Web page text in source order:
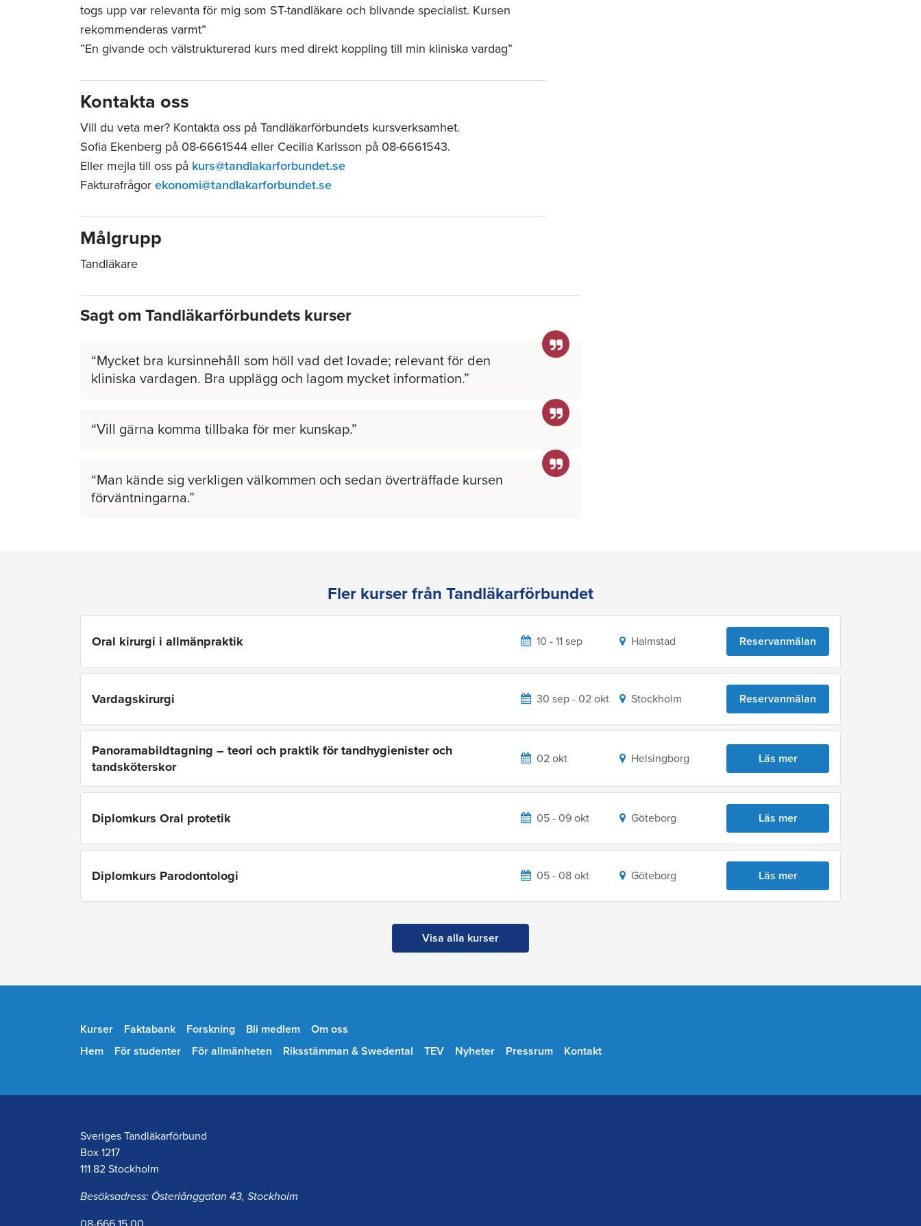
togs upp var relevanta för mig som ST-tandläkare och blivande specialist. Kursen
rekommenderas varmt”
”En givande och välstrukturerad kurs med direkt koppling till min kliniska vardag”
Kontakta oss
Vill du veta mer? Kontakta oss på Tandläkarförbundets kursverksamhet.
Sofia Ekenberg på 08-6661544 eller Cecilia Karlsson på 08-6661543.
Eller mejla till oss på kurs@tandlakarforbundet.se
Fakturafrågor ekonomi@tandlakarforbundet.se
Målgrupp
Tandläkare
Sagt om Tandläkarförbundets kurser
Mycket bra kursinnehåll som höll vad det lovade; relevant för den
kliniska vardagen. Bra upplägg och lagom mycket information.
Vill gärna komma tillbaka för mer kunskap.
Man kände sig verkligen välkommen och sedan överträffade kursen
förväntningarna.
Fler kurser från Tandläkarförbundet
Oral kirurgi i allmänpraktik 10 - 11 sep Halmstad Reservanmälan
Vardagskirurgi 30 sep - 02 okt Stockholm Reservanmälan
Panoramabildtagning – teori och praktik för tandhygienister och
tandsköterskor
02 okt Helsingborg Läs mer
Diplomkurs Oral protetik 05 - 09 okt Göteborg Läs mer
Diplomkurs Parodontologi 05 - 08 okt Göteborg Läs mer
Visa alla kurser
Kurser Faktabank Forskning Bli medlem
Om oss
Hem
För studenter För allmänheten Riksstämman & Swedental TEV Nyheter Pressrum Kontakt
Sveriges Tandläkarförbund
Box 1217
111 82 Stockholm
Besöksadress: Österlånggatan 43, Stockholm